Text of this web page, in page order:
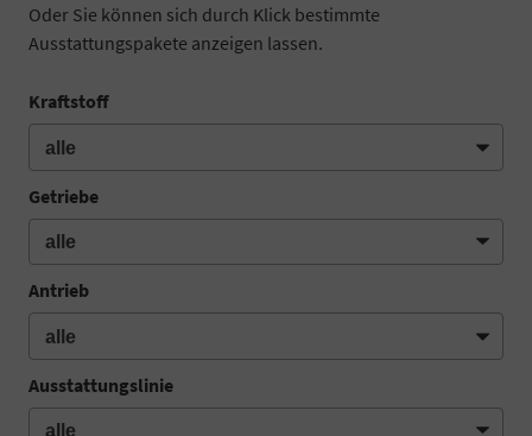
Oder Sie können sich durch Klick bestimmte
Ausstattungspakete anzeigen lassen.
Kraftstoff
Getriebe
Antrieb
Ausstattungslinie